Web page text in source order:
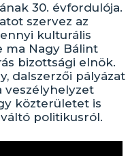
30. évfordulója.
szervez az
kulturális
ma Nagy Bálint
bizottsági elnök.
dalszerzői pályázat
veszélyhelyzet
közterületet is
politikusról.